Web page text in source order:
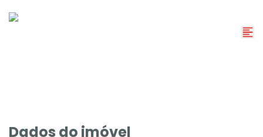
Dados do imóvel